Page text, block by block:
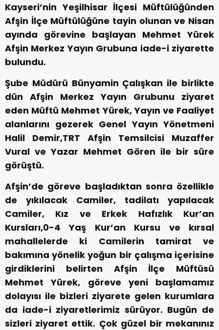
Kayseri’nin Yeşilhisar İlçesi Müftülüğünden
Afşin İlçe Müftülüğüne tayin olunan ve Nisan
ayında görevine başlayan Mehmet Yürek
Afşin Merkez Yayın Grubuna iade-i ziyarette
bulundu.
Şube Müdürü Bünyamin Çalışkan ile birlikte
dün Afşin Merkez Yayın Grubunu ziyaret
eden Müftü Mehmet Yürek, Yayın ve Faaliyet
alanlarını gezerek Genel Yayın Yönetmeni
Halil Demir,TRT Afşin Temsilcisi Muzaffer
Vural ve Yazar Mehmet Gören ile bir süre
görüştü.
Afşin’de göreve başladıktan sonra özellikle
de yıkılacak Camiler, tadilatı yapılacak
Camiler, Kız ve Erkek Hafızlık Kur’an
Kursları,0-4 Yaş Kur’an Kursu ve kırsal
mahallelerde ki Camilerin tamirat ve
bakımına yönelik yoğun bir çalışma içerisine
girdiklerini belirten Afşin İlçe Müftüsü
Mehmet Yürek, göreve yeni başlamamız
dolayısı ile bizleri ziyarete gelen kurumlara
da iade-i ziyaretlerimiz sürüyor. Bugün de
sizleri ziyaret ettik. Çok güzel bir mekanınız